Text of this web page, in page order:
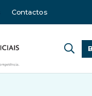
Contactos